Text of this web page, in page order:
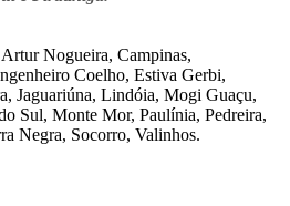
Nogueira, Campinas,
Coelho, Estiva Gerbi,
Jaguariúna, Lindóia, Mogi Guaçu,
Sul, Monte Mor, Paulínia, Pedreira,
Negra, Socorro, Valinhos.